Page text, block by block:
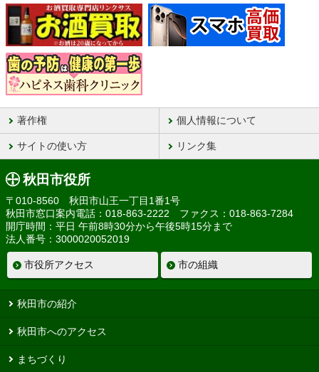
著作権 個人情報について
サイトの使い方 リンク集
秋田市役所
〒010-8560 秋田市山王一丁目1番1号
秋田市窓口案内電話：018-863-2222 ファクス：018-863-7284
開庁時間：平日 午前8時30分から午後5時15分まで
法人番号：3000020052019
市役所アクセス 市の組織
秋田市の紹介
秋田市へのアクセス
まちづくり